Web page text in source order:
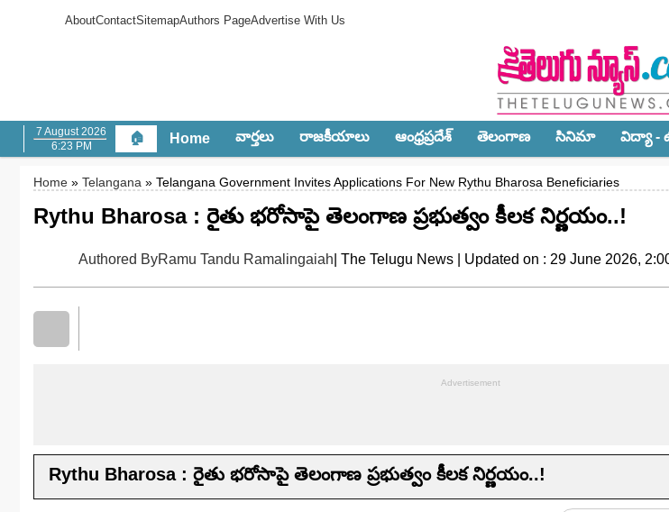
AboutContactSitemapAuthors PageAdvertise With Us
7 August 2026
6:23 PM
🏠 Home వార్త‌లు రాజ‌కీయాలు ఆంధ్ర‌ప్ర‌దేశ్‌ తెలంగాణ‌ సినిమా విద్యా -
Home » Telangana » Telangana Government Invites Applications For New Rythu Bharosa Beneficiaries
Rythu Bharosa : రైతు భరోసాపై తెలంగాణ ప్రభుత్వం కీలక నిర్ణయం..!
Authored ByRamu Tandu Ramalingaiah | The Telugu News | Updated on : 29 June 2026,
Rythu Bharosa : రైతు భరోసాపై తెలంగాణ ప్రభుత్వం కీలక నిర్ణయం..!